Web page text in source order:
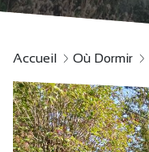
Accueil Où Dormir